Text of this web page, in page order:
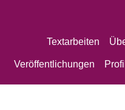
Textarbeiten
Veröffentlichungen Profil